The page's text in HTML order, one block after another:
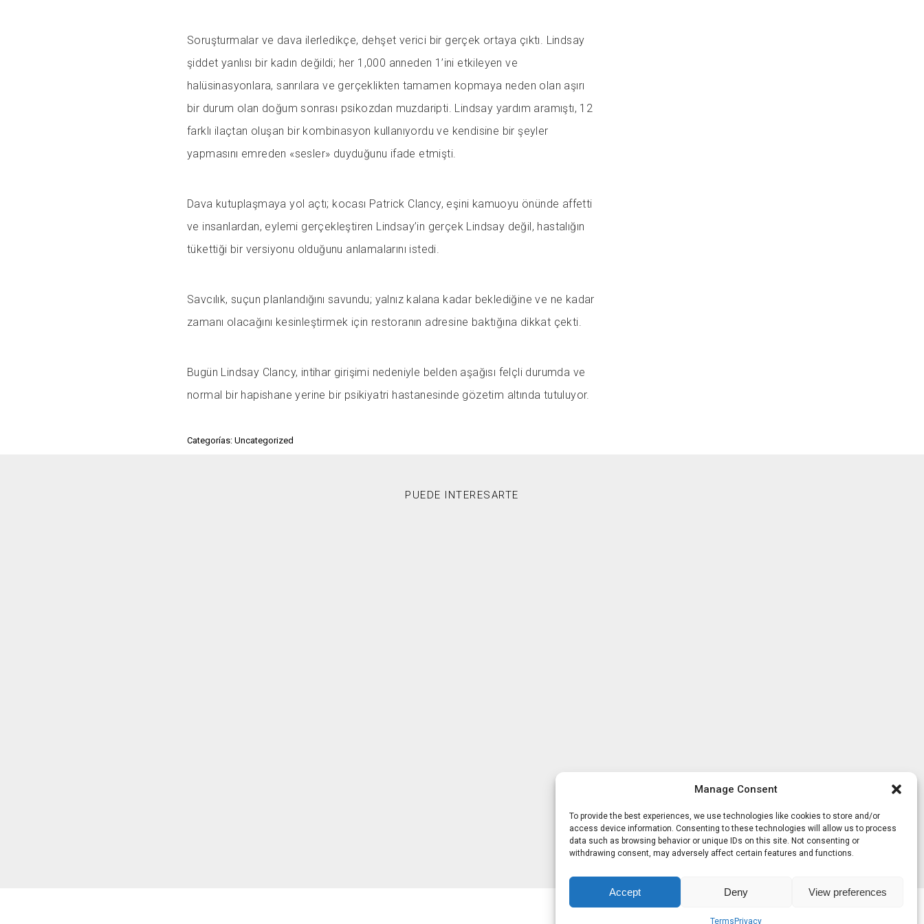
Manage Consent
To provide the best experiences, we use technologies like cookies to store and/or
access device information. Consenting to these technologies will allow us to process
data such as browsing behavior or unique IDs on this site. Not consenting or
withdrawing consent, may adversely affect certain features and functions.
Accept Deny View preferences
Terms Privacy
Soruşturmalar ve dava ilerledikçe, dehşet verici bir gerçek ortaya çıktı. Lindsay
şiddet yanlısı bir kadın değildi; her 1,000 anneden 1’ini etkileyen ve
halüsinasyonlara, sanrılara ve gerçeklikten tamamen kopmaya neden olan aşırı
bir durum olan doğum sonrası psikozdan muzdaripti. Lindsay yardım aramıştı, 12
farklı ilaçtan oluşan bir kombinasyon kullanıyordu ve kendisine bir şeyler
yapmasını emreden «sesler» duyduğunu ifade etmişti.
Dava kutuplaşmaya yol açtı; kocası Patrick Clancy, eşini kamuoyu önünde affetti
ve insanlardan, eylemi gerçekleştiren Lindsay’in gerçek Lindsay değil, hastalığın
tükettiği bir versiyonu olduğunu anlamalarını istedi.
Savcılık, suçun planlandığını savundu; yalnız kalana kadar beklediğine ve ne kadar
zamanı olacağını kesinleştirmek için restoranın adresine baktığına dikkat çekti.
Bugün Lindsay Clancy, intihar girişimi nedeniyle belden aşağısı felçli durumda ve
normal bir hapishane yerine bir psikiyatri hastanesinde gözetim altında tutuluyor.
Categorías: Uncategorized
PUEDE INTERESARTE